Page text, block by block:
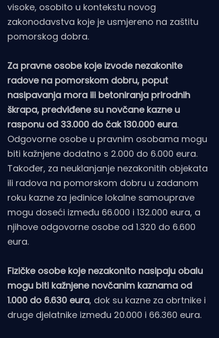
visoke, osobito u kontekstu novog
zakonodavstva koje je usmjereno na zaštitu
pomorskog dobra.
Za pravne osobe koje izvode nezakonite
radove na pomorskom dobru, poput
nasipavanja mora ili betoniranja prirodnih
škrapa, predviđene su novčane kazne u
rasponu od 33.000 do čak 130.000 eura.
Odgovorne osobe u pravnim osobama mogu
biti kažnjene dodatno s 2.000 do 6.000 eura.
Također, za neuklanjanje nezakonitih objekata
ili radova na pomorskom dobru u zadanom
roku kazne za jedinice lokalne samouprave
mogu doseći između 66.000 i 132.000 eura, a
njihove odgovorne osobe od 1.320 do 6.600
eura.
Fizičke osobe koje nezakonito nasipaju obalu
mogu biti kažnjene novčanim kaznama od
1.000 do 6.630 eura, dok su kazne za obrtnike i
druge djelatnike između 20.000 i 66.360 eura.